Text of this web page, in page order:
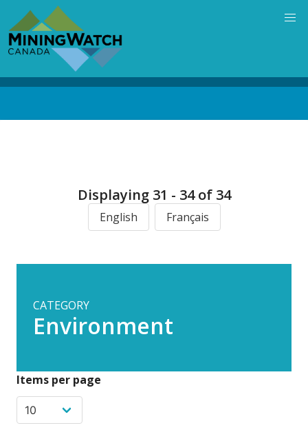
main
content
Displaying 31 - 34 of 34
English Français
CATEGORY
Environment
Items per page